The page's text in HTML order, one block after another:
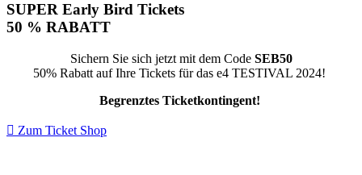
SUPER Early Bird Tickets
50 % RABATT
Sichern Sie sich jetzt mit dem Code SEB50
50% Rabatt auf Ihre Tickets für das e4 TESTIVAL 2024!
Begrenztes Ticketkontingent!
Zum Ticket Shop